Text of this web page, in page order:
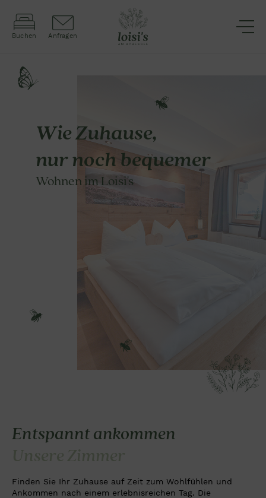
Buchen Anfragen
Wie Zuhause,
nur noch bequemer
Wohnen im Loisi's
Entspannt ankommen
Finden Sie Ihr Zuhause auf Zeit zum Wohlfühlen und
Ankommen nach einem erlebnisreichen Tag. Die